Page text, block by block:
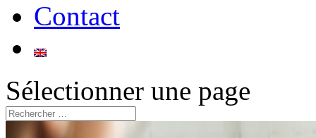
Contact
Sélectionner une page